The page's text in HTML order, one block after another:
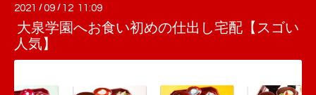
2021 /09 / 12 11:09
大泉学園へお食い初めの仕出し宅配【スゴい
人気】